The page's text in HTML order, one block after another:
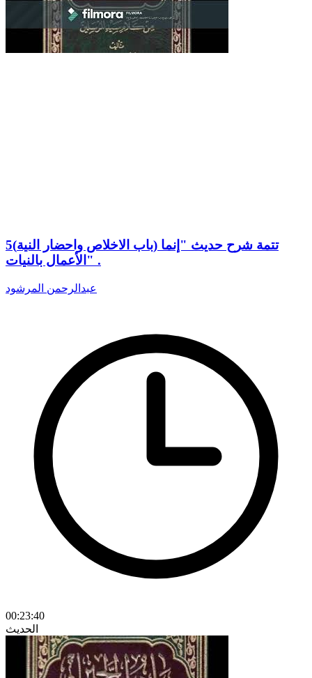
5(باب الاخلاص واحضار النية) تتمة شرح حديث "إنما
الأعمال بالنيات" .
عبدالرحمن المرشود
00:23:40
الحديث